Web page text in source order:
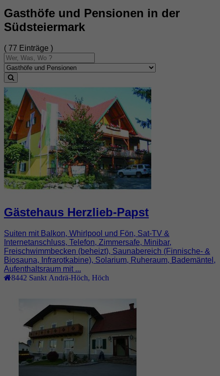
Gasthöfe und Pensionen in der
Südsteiermark
( 77 Einträge )
Gästehaus Herzlieb-Papst
Suiten mit Balkon, Whirlpool und Fön, Sat-TV &
Internetanschluss, Telefon, Zimmersafe, Minibar,
Freischwimmbecken (beheizt), Saunabereich (Finnische- &
Biosauna, Infrarotkabine), Solarium, Ruheraum, Bademäntel,
Aufenthaltsraum mit ...
8442 Sankt Andrä-Höch Höch